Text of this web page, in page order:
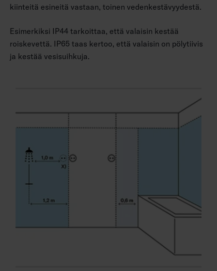
kiinteitä esineitä vastaan, toinen vedenkestävyydestä.
Esimerkiksi IP44 tarkoittaa, että valaisin kestää
roiskevettä. IP65 taas kertoo, että valaisin on pölytiivis
ja kestää vesisuihkuja.